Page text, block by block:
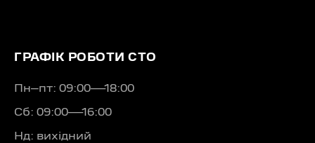
ГРАФІК РОБОТИ СТО
Пн–пт: 09:00—18:00
Сб: 09:00—16:00
Нд: вихідний